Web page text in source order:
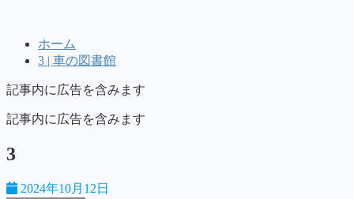
ホーム
3 | 車の図書館
記事内に広告を含みます
記事内に広告を含みます
3
2024年10月12日